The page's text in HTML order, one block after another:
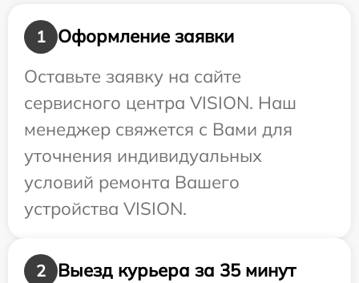
1
Оформление заявки
Оставьте заявку на сайте
сервисного центра VISION. Наш
менеджер свяжется с Вами для
уточнения индивидуальных
условий ремонта Вашего
устройства VISION.
2
Выезд курьера за 35 минут